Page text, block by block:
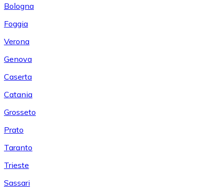
Bologna
Foggia
Verona
Genova
Caserta
Catania
Grosseto
Prato
Taranto
Trieste
Sassari